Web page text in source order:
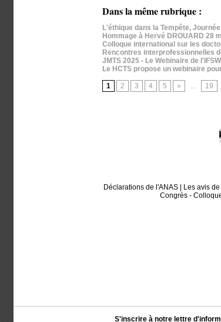
Dans la même rubrique :
L'éthique dans la Tempête,
Hommage à Hervé DROUARD 28
Colloque international sur les
Rencontres interprofessionnelles
JMTS 2025 - Le Webinaire de l'IFSW
Le HCTS propose un webinaire
1 2 3 4 5 » ... 19
Déclarations de l'ANAS
Les avis
Congrès -
S'inscrire à notre lettre